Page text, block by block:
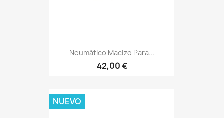
Neumático Macizo Para...
42,00 €
NUEVO